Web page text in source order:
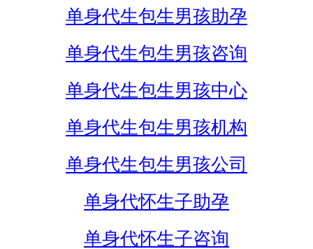
单身代生包生男孩助孕
单身代生包生男孩咨询
单身代生包生男孩中心
单身代生包生男孩机构
单身代生包生男孩公司
单身代怀生子助孕
单身代怀生子咨询